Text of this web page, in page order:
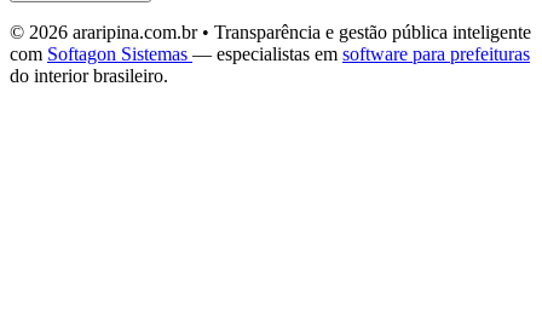
© 2026 araripina.com.br • Transparência e gestão pública inteligente
com Softagon Sistemas — especialistas em software para prefeituras
do interior brasileiro.